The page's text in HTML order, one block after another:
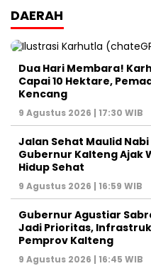
DAERAH
Dua Hari Membara!
Capai 10 Hektare,
Kencang
9 Agustus 2026 | 17:30 WIB
Jalan Sehat Maulid
Gubernur Kalteng Ajak
Hidup Sehat
9 Agustus 2026 | 16:59 WIB
Gubernur Agustiar
Jadi Prioritas,
Pemprov Kalteng
9 Agustus 2026 | 16:45 WIB